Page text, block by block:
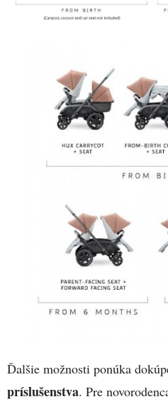
Ďalšie možnosti ponúka
príslušenstva. Pre